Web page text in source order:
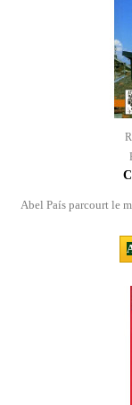
Abel País parcourt le